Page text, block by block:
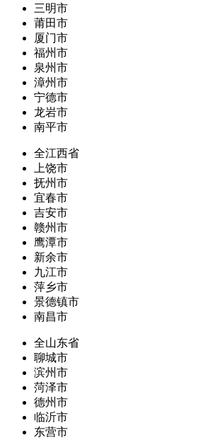
三明市
莆田市
厦门市
福州市
泉州市
漳州市
宁德市
龙岩市
南平市
全江西省
上饶市
抚州市
宜春市
吉安市
赣州市
鹰潭市
新余市
九江市
萍乡市
景德镇市
南昌市
全山东省
聊城市
滨州市
菏泽市
德州市
临沂市
东营市